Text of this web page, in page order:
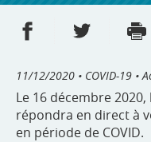
Partager surPartager
11/12/2020 • COVID-19 •
Le 16 décembre
répondra en direct à
en période de COVID.